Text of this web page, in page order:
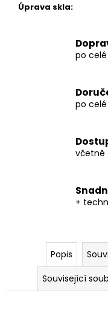
Úprava skla:
po celé
po celé
včetně
+
Popis
Související